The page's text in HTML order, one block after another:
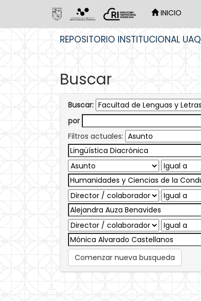
INICIO
REPOSITORIO INSTITUCIONAL UAQ
Buscar
Buscar:
por
Filtros actuales:
Comenzar nueva busqueda